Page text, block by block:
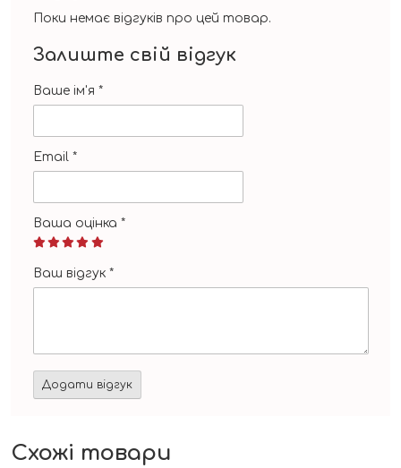
Поки немає відгуків про цей товар.
Залиште свій відгук
Ваше ім'я *
Email *
Ваша оцінка *
Ваш відгук *
Схожі товари